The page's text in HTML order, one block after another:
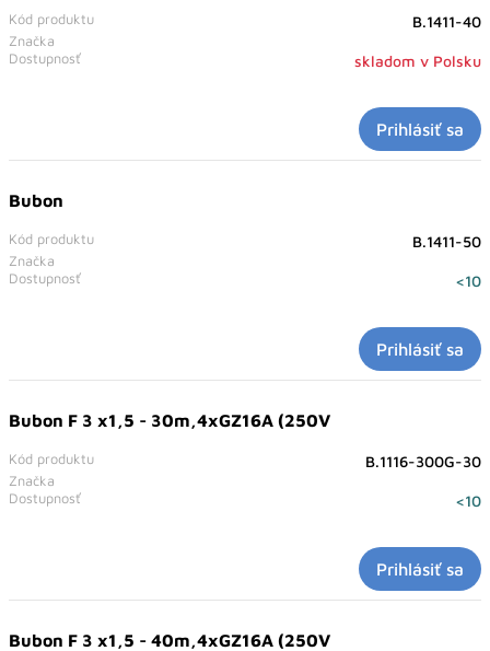
Značka
Kód produktu B.1411-40
Dostupnosť skladom v Polsku
Prihlásiť sa
Bubon
Značka
Kód produktu B.1411-50
Dostupnosť <10
Prihlásiť sa
Bubon F 3 x1,5 - 30m,4xGZ16A (250V
Značka
Kód produktu B.1116-300G-30
Dostupnosť <10
Prihlásiť sa
Bubon F 3 x1,5 - 40m,4xGZ16A (250V